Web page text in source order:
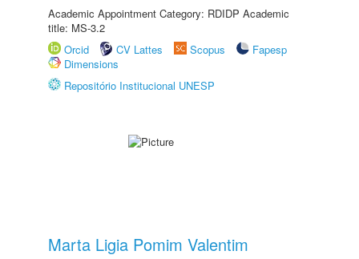
Academic Appointment Category: RDIDP Academic
title: MS-3.2
Orcid
CV Lattes Scopus
Fapesp
Dimensions
Repositório Institucional UNESP
Marta Ligia Pomim Valentim